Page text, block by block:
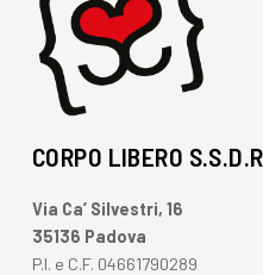
CORPO LIBERO
Via Ca’ Silvestri, 16
35136 Padova
P.I. e C.F. 04661790289